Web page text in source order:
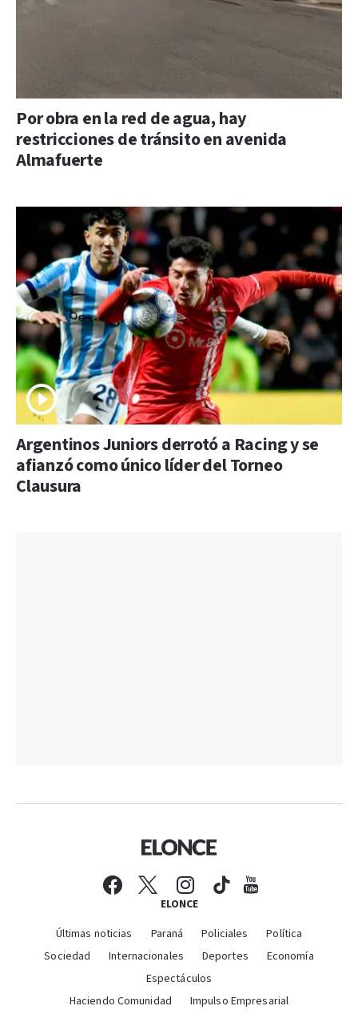
Por obra en la red de agua, hay
restricciones de tránsito en avenida
Almafuerte
Argentinos Juniors derrotó a Racing y se
afianzó como único líder del Torneo
Clausura
ELONCE
Últimas noticias Paraná Policiales
Política
Sociedad
Internacionales Deportes
Economía
Espectáculos
Haciendo Comunidad
Impulso Empresarial